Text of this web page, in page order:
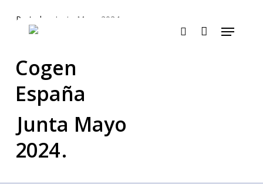
Menu
Portada Junta Mayo 2024
Cogen
España
Junta Mayo
2024.